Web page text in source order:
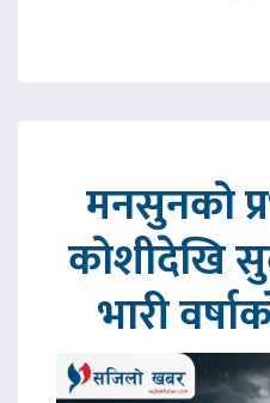
मनसुनको
कोशीदेखि
भारी